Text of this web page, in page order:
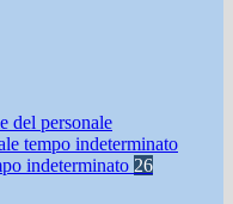
del personale
tempo indeterminato
indeterminato 26